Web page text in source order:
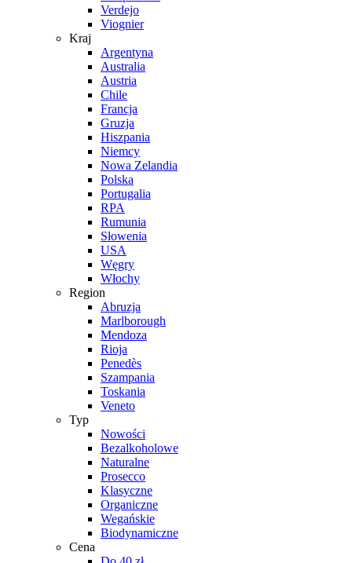
Verdejo
Viognier
Kraj
Argentyna
Australia
Austria
Chile
Francja
Gruzja
Hiszpania
Niemcy
Nowa Zelandia
Polska
Portugalia
RPA
Rumunia
Słowenia
USA
Węgry
Włochy
Region
Abruzja
Marlborough
Mendoza
Rioja
Penedès
Szampania
Toskania
Veneto
Typ
Nowości
Bezalkoholowe
Naturalne
Prosecco
Klasyczne
Organiczne
Wegańskie
Biodynamiczne
Cena